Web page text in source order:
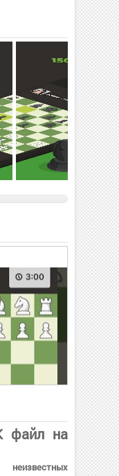
файл на